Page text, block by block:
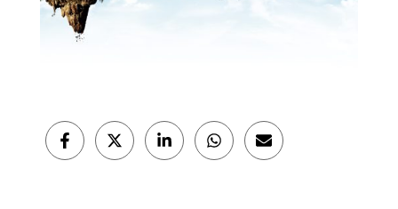
Compartir
en
Compartir
en
Compartir
en
Compartir
en
Compartir
en